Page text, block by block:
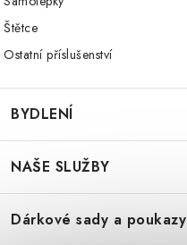
Štětce
Ostatní příslušenství
BYDLENÍ
NAŠE SLUŽBY
Dárkové sady a poukazy